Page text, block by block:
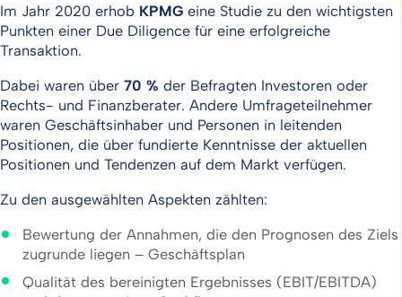
Im Jahr 2020 erhob KPMG eine Studie zu den wichtigsten
Punkten einer Due Diligence für eine erfolgreiche
Transaktion.
Dabei waren über 70 % der Befragten Investoren oder
Rechts- und Finanzberater. Andere Umfrageteilnehmer
waren Geschäftsinhaber und Personen in leitenden
Positionen, die über fundierte Kenntnisse der aktuellen
Positionen und Tendenzen auf dem Markt verfügen.
Zu den ausgewählten Aspekten zählten:
Bewertung der Annahmen, die den Prognosen des Ziels
zugrunde liegen – Geschäftsplan
Qualität des bereinigten Ergebnisses (EBIT/EBITDA)